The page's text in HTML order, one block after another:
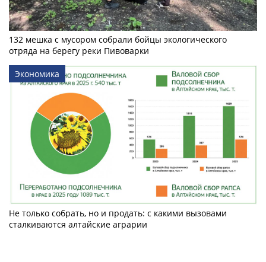
132 мешка с мусором собрали бойцы экологического
отряда на берегу реки Пивоварки
Экономика
Не только собрать, но и продать: с какими вызовами
сталкиваются алтайские аграрии